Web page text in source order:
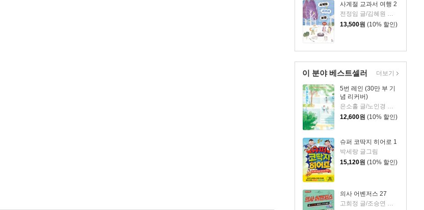
사계절 교과서 여행 2
전정임 글/김혜원 그림
13,500원 (10% 할인)
이 분야 베스트셀러
5번 레인 (30만 부 기
념 리커버)
12,600원 (10% 할인)
슈퍼 코딱지 히어로 1
박세랑 글그림
15,120원 (10% 할인)
의사 어벤저스 27
고희정 글/조승연 그림/류정민 감수
더보기